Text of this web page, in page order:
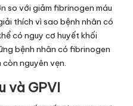
so với giảm fibrinogen máu
thích vì sao bệnh nhân có
có nguy cơ huyết khối
bệnh nhân có fibrinogen
nguyên vẹn.
và GPVI